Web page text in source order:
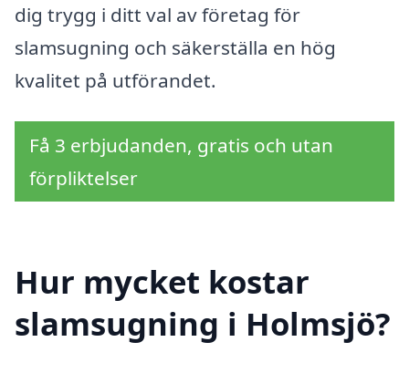
dig trygg i ditt val av företag för
slamsugning och säkerställa en hög
kvalitet på utförandet.
Få 3 erbjudanden, gratis och utan
förpliktelser
Hur mycket kostar
slamsugning i Holmsjö?